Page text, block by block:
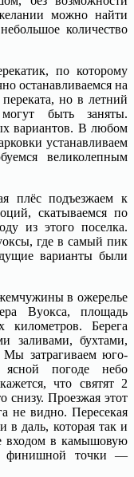
можно найти
количество
по которому
останавливаемся на
но в летний
быть заняты.
вариантов. В любом
устанавливаем
великолепным
плёс подъезжаем к
скатываемся по
из этого поселка.
где в самый пик
варианты были
в ожерелье
Вуокса, площадь
километров. Берега
заливами, бухтами,
Мы затрагиваем юго-
ясной погоде небо
что святят 2
снизу. Проезжая этот
не видно. Пересекая
в даль, которая так и
входом в камышовую
к финишной точки —